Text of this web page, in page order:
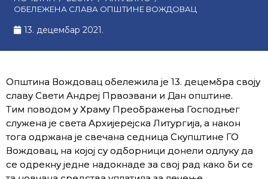
ОБЕЛЕЖЕНА СЛАВА ОПШТИНЕ ВОЖДОВАЦ
13. децембар 2021.
Општина Вождовац обележила је 13. децембра своју
славу Свети Андреј Првозвани и Дан општине.
Тим поводом у Храму Преображења Господњег
служена је света Архијерејска Литургија, а након
тога одржана је свечана седница Скупштине ГО
Вождовац, на којој су одборници донели одлуку да
се одрекну једне надокнаде за свој рад како би се